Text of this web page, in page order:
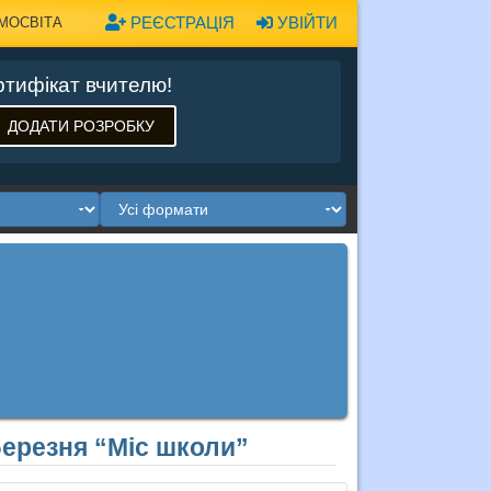
УВІЙТИ
РЕЄСТРАЦІЯ
вчителю!
ДОДАТИ РОЗРОБКУ
“Міс школи”